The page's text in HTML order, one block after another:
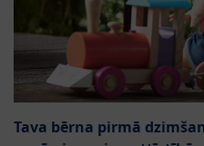
Tava bērna pirmā